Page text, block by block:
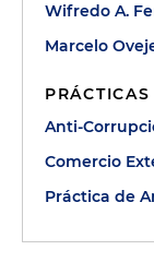
Wifredo A.
Marcelo
Anti-
Comercio
Práctica de